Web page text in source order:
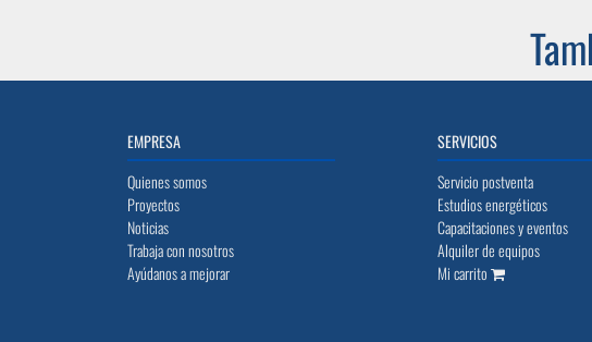
EMPRESA
Quienes somos
Proyectos
Noticias
Trabaja con nosotros
Ayúdanos a mejorar
SERVICIOS
Servicio postventa
Estudios energéticos
Capacitaciones y eventos
Alquiler de equipos
Mi carrito